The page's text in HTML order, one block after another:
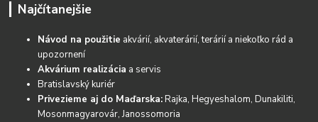
Najčítanejšie
Návod na použitie akvárií, akvaterárií, terárií a niekoľko rád a
upozornení
Akvárium realizácia a servis
Bratislavský kuriér
Privezieme aj do Maďarska:Rajka, Hegyeshalom, Dunakiliti,
Mosonmagyarovár, Janossomoria